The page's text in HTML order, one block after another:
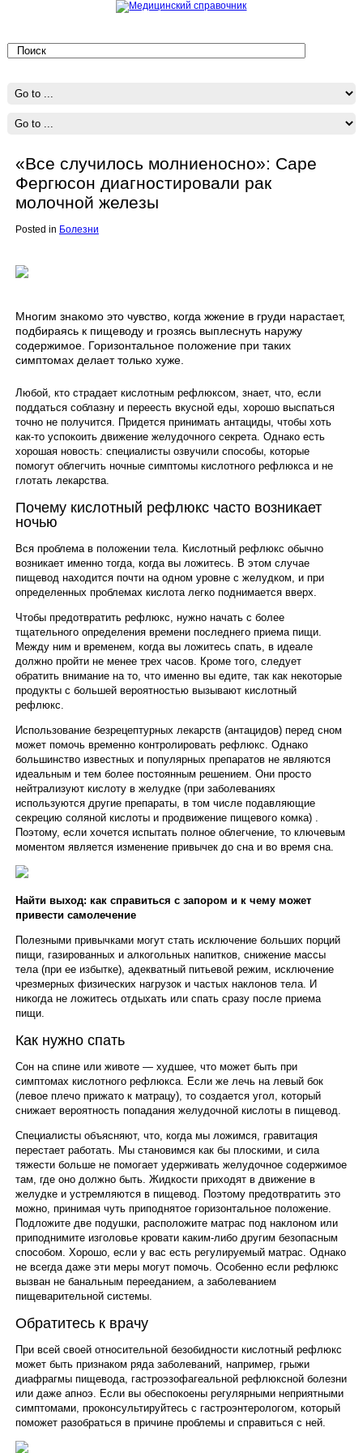
«Все случилось молниеносно»: Саре
Фергюсон диагностировали рак
молочной железы
Posted in Болезни
Многим знакомо это чувство, когда жжение в груди нарастает,
подбираясь к пищеводу и грозясь выплеснуть наружу
содержимое. Горизонтальное положение при таких
симптомах делает только хуже.
Любой, кто страдает кислотным рефлюксом, знает, что, если
поддаться соблазну и переесть вкусной еды, хорошо выспаться
точно не получится. Придется принимать антациды, чтобы хоть
как-то успокоить движение желудочного секрета. Однако есть
хорошая новость: специалисты озвучили способы, которые
помогут облегчить ночные симптомы кислотного рефлюкса и не
глотать лекарства.
Почему кислотный рефлюкс часто возникает
ночью
Вся проблема в положении тела. Кислотный рефлюкс обычно
возникает именно тогда, когда вы ложитесь. В этом случае
пищевод находится почти на одном уровне с желудком, и при
определенных проблемах кислота легко поднимается вверх.
Чтобы предотвратить рефлюкс, нужно начать с более
тщательного определения времени последнего приема пищи.
Между ним и временем, когда вы ложитесь спать, в идеале
должно пройти не менее трех часов. Кроме того, следует
обратить внимание на то, что именно вы едите, так как некоторые
продукты с большей вероятностью вызывают кислотный
рефлюкс.
Использование безрецептурных лекарств (антацидов) перед сном
может помочь временно контролировать рефлюкс. Однако
большинство известных и популярных препаратов не являются
идеальным и тем более постоянным решением. Они просто
нейтрализуют кислоту в желудке (при заболеваниях
используются другие препараты, в том числе подавляющие
секрецию соляной кислоты и продвижение пищевого комка) .
Поэтому, если хочется испытать полное облегчение, то ключевым
моментом является изменение привычек до сна и во время сна.
Найти выход: как справиться с запором и к чему может
привести самолечение
Полезными привычками могут стать исключение больших порций
пищи, газированных и алкогольных напитков, снижение массы
тела (при ее избытке), адекватный питьевой режим, исключение
чрезмерных физических нагрузок и частых наклонов тела. И
никогда не ложитесь отдыхать или спать сразу после приема
пищи.
Как нужно спать
Сон на спине или животе — худшее, что может быть при
симптомах кислотного рефлюкса. Если же лечь на левый бок
(левое плечо прижато к матрацу), то создается угол, который
снижает вероятность попадания желудочной кислоты в пищевод.
Специалисты объясняют, что, когда мы ложимся, гравитация
перестает работать. Мы становимся как бы плоскими, и сила
тяжести больше не помогает удерживать желудочное содержимое
там, где оно должно быть. Жидкости приходят в движение в
желудке и устремляются в пищевод. Поэтому предотвратить это
можно, принимая чуть приподнятое горизонтальное положение.
Подложите две подушки, расположите матрас под наклоном или
приподнимите изголовье кровати каким-либо другим безопасным
способом. Хорошо, если у вас есть регулируемый матрас. Однако
не всегда даже эти меры могут помочь. Особенно если рефлюкс
вызван не банальным перееданием, а заболеванием
пищеварительной системы.
Обратитесь к врачу
При всей своей относительной безобидности кислотный рефлюкс
может быть признаком ряда заболеваний, например, грыжи
диафрагмы пищевода, гастроэзофагеальной рефлюксной болезни
или даже апноэ. Если вы обеспокоены регулярными неприятными
симптомами, проконсультируйтесь с гастроэнтерологом, который
поможет разобраться в причине проблемы и справиться с ней.